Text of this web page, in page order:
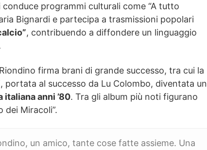
conduce programmi culturali come “A tutto
Bignardi e partecipa a trasmissioni popolari
, contribuendo a diffondere un linguaggio
firma brani di grande successo, tra cui la
, portata al successo da Lu Colombo, diventata un
italiana anni ’80. Tra gli album più noti figurano
dei Miracoli”.
un amico, tante cose fatte assieme. Una